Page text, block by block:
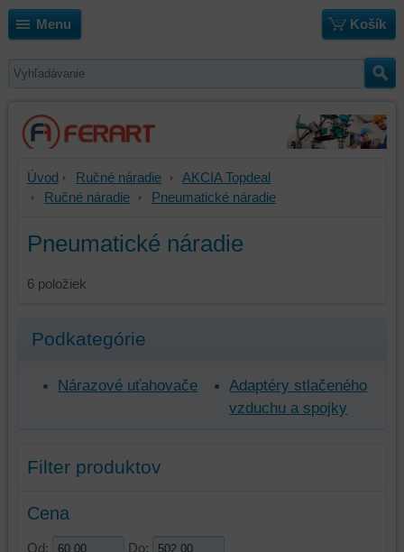
Menu Košík
Úvod Ručné náradie
AKCIA Topdeal
Ručné náradie
Pneumatické náradie
Pneumatické náradie
6 položiek
Podkategórie
Nárazové uťahovače
Adaptéry stlačeného
vzduchu a spojky
Filter produktov
Cena
Od: Do: